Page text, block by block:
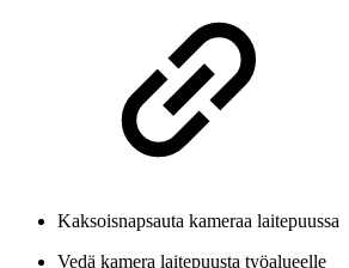
Kaksoisnapsauta kameraa laitepuussa
Vedä kamera laitepuusta työalueelle